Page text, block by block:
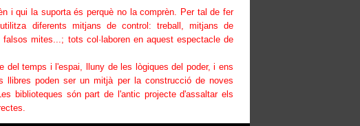
i qui la suporta és perquè no la comprèn. Per tal de fer
diferents mitjans de control: treball, mitjans de
mites...; tots col·laboren en aquest espectacle de
del temps i l'espai, lluny de les lògiques del poder, i ens
llibres poden ser un mitjà per la construcció de noves
biblioteques són part de l'antic projecte d'assaltar els